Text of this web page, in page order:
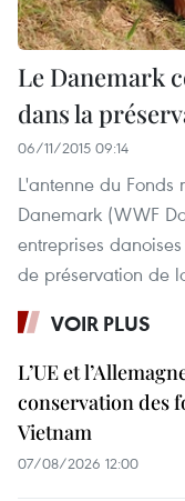
Le Danemark
dans la
06/11/2015 09:14
L'antenne du
Danemark (WWF
entreprises
de préservation de
VOIR PLUS
L’UE et
conservation des
Vietnam
07/08/2026 12:00